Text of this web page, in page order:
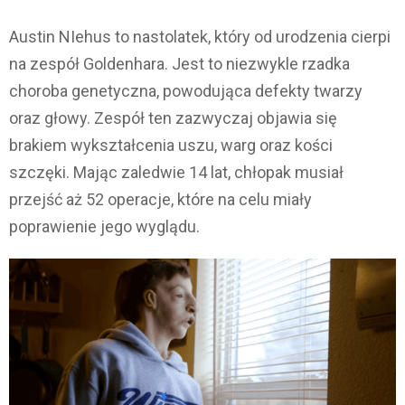
Austin NIehus to nastolatek, który od urodzenia cierpi
na zespół Goldenhara. Jest to niezwykle rzadka
choroba genetyczna, powodująca defekty twarzy
oraz głowy. Zespół ten zazwyczaj objawia się
brakiem wykształcenia uszu, warg oraz kości
szczęki. Mając zaledwie 14 lat, chłopak musiał
przejść aż 52 operacje, które na celu miały
poprawienie jego wyglądu.